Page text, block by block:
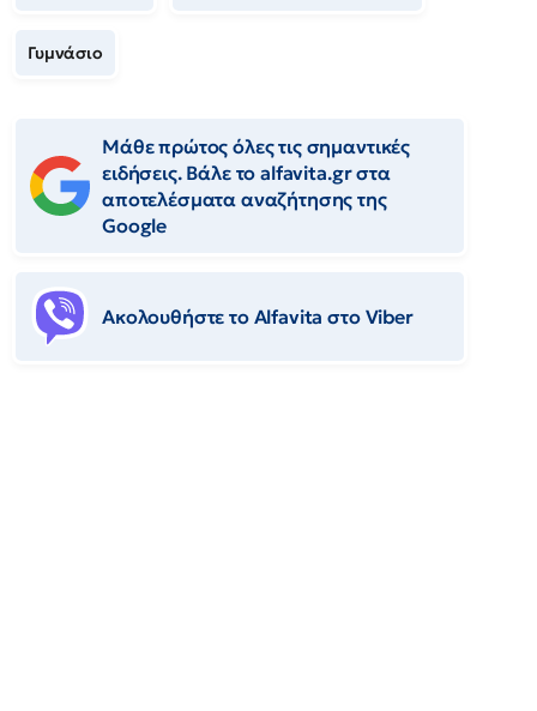
Γυμνάσιο
Μάθε πρώτος όλες τις σημαντικές
ειδήσεις. Βάλε το alfavita.gr στα
αποτελέσματα αναζήτησης της
Google
Ακολουθήστε το Αlfavita στο Viber